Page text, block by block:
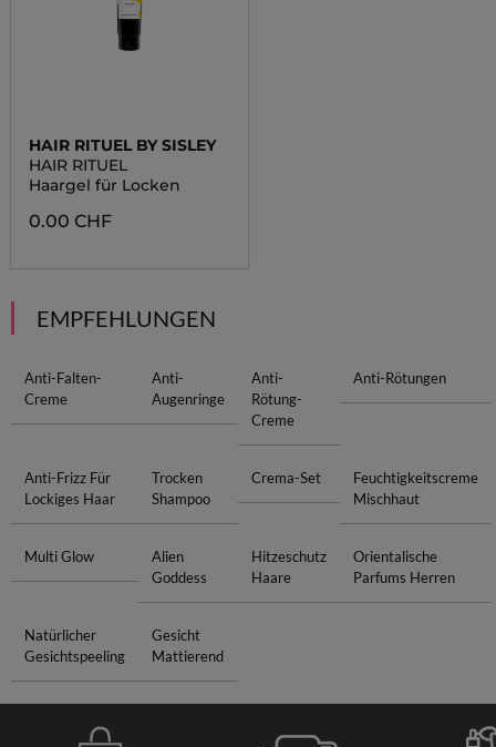
HAIR RITUEL BY SISLEY
HAIR RITUEL
Haargel für Locken
0.00 CHF
EMPFEHLUNGEN
Anti-Falten-
Creme
Anti-
Augenringe
Anti-
Rötung-
Creme
Anti-Rötungen
Anti-Frizz Für
Lockiges Haar
Trocken
Shampoo
Crema-Set
Feuchtigkeitscreme
Mischhaut
Multi Glow
Alien
Goddess
Hitzeschutz
Haare
Orientalische
Parfums Herren
Natürlicher
Gesichtspeeling
Gesicht
Mattierend